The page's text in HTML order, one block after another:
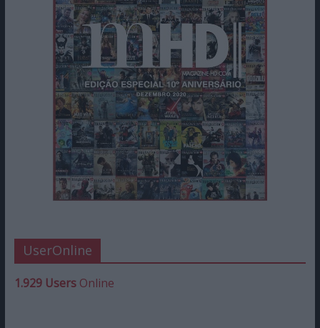
UserOnline
1.929 UsersOnline